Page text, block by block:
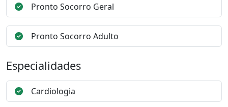
Pronto Socorro Geral
Pronto Socorro Adulto
Especialidades
Cardiologia